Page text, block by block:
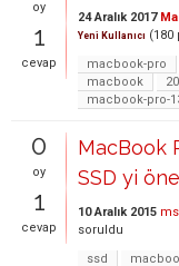
oy
1
cevap
24 Aralık 2017
Yeni Kullanıcı (180
macbook-pro
macbook
macbook-pro-
0
oy
1
cevap
MacBook
SSD yi
10 Aralık 2015
soruldu
ssd